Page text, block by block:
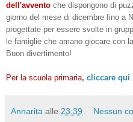
dell'avvento che dispongono di
giorno del mese di dicembre fino a
progettate per essere svolte in
le famiglie che amano giocare con
Buon divertimento!
Per la scuola primaria, cliccare qui.
Annarita alle 23:39 Nessun